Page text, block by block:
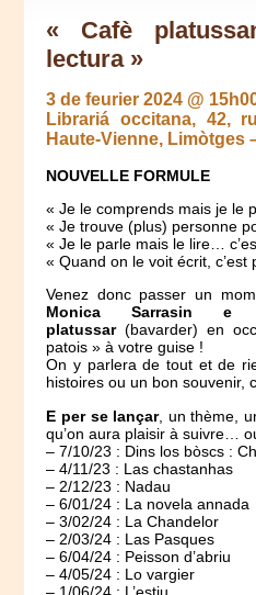
« Cafè
lectura »
3 de feurier 2024 @
Librariá occitana, 42,
Haute-Vienne, Limòtges
NOUVELLE FORMULE
« Je le comprends mais je le
« Je trouve (plus) personne
« Je le parle mais le lire…
« Quand on le voit écrit, c’est
Venez donc passer un
Monica Sarrasin e
platussar(bavarder) en
patois » à votre guise !
On y parlera de tout et de
histoires ou un bon souvenir,
E per se lançar, un thème,
qu’on aura plaisir à suivre…
– 7/10/23 : Dins los bòscs :
– 4/11/23 : Las chastanhas
– 2/12/23 : Nadau
– 6/01/24 : La novela annada
– 3/02/24 : La Chandelor
– 2/03/24 : Las Pasques
– 6/04/24 : Peisson d’abriu
– 4/05/24 : Lo vargier
– 1/06/24 : L’estiu